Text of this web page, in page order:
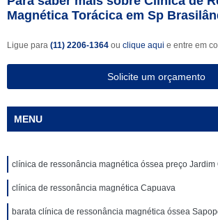
Magnética Torácica em Sp
Ligue para (11) 2206-1364 ou clique aqui e entre em
Solicite um orçamento
MENU
clínica de ressonância magnética óssea preço
clínica de ressonância magnética Capuava
barata clínica de ressonância magnética óssea